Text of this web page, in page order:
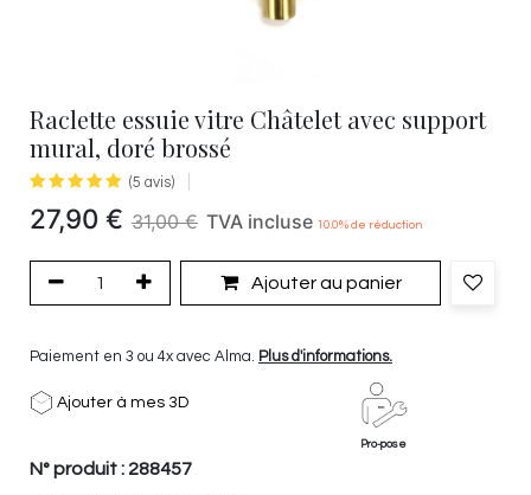
Raclette essuie vitre Châtelet avec support
mural, doré brossé
(5 avis)
27,90 € 31,00€ TVA incluse 10.0% de réduction
Ajouter au panier
Paiement en 3 ou 4x avec Alma. Plus d'informations.
Ajouter à mes 3D
Pro-pose
N° produit : 288457